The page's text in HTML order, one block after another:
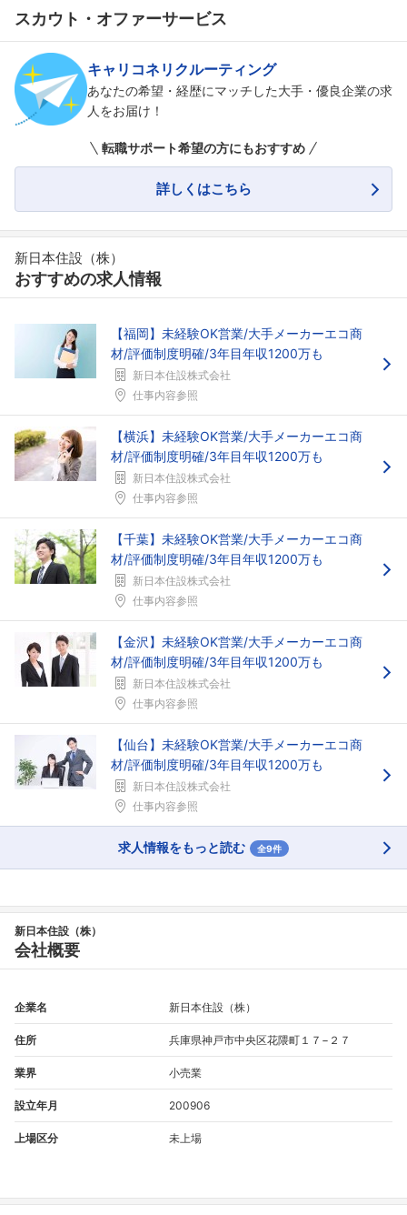
こちらの企業もフォローしませんか？
スカウト・オファーサービス
キャリコネリクルーティング
あなたの希望・経歴にマッチした大手・優良企業の求
人をお届け！
転職サポート希望の方にもおすすめ
詳しくはこちら
新日本住設（株）
おすすめの求人情報
【福岡】未経験OK営業/大手メーカーエコ商
材/評価制度明確/3年目年収1200万も
新日本住設株式会社
仕事内容参照
【横浜】未経験OK営業/大手メーカーエコ商
材/評価制度明確/3年目年収1200万も
新日本住設株式会社
仕事内容参照
【千葉】未経験OK営業/大手メーカーエコ商
材/評価制度明確/3年目年収1200万も
新日本住設株式会社
仕事内容参照
【金沢】未経験OK営業/大手メーカーエコ商
材/評価制度明確/3年目年収1200万も
新日本住設株式会社
仕事内容参照
【仙台】未経験OK営業/大手メーカーエコ商
材/評価制度明確/3年目年収1200万も
新日本住設株式会社
仕事内容参照
求人情報をもっと読む 全9件
新日本住設（株）
会社概要
企業名 新日本住設（株）
住所 兵庫県神戸市中央区花隈町１７−２７
業界 小売業
設立年月 200906
上場区分 未上場